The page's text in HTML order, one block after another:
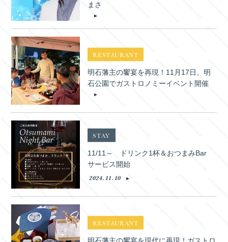
まさ
RESTAURANT
明石藩主の饗宴を再現！11月17日、明
石公園でガストロノミーイベント開催
STAY
11/11～ ドリンク1杯＆おつまみBar
サービス開始
2024.11.10
RESTAURANT
明石藩主の饗宴を現代に再現！ガストロ